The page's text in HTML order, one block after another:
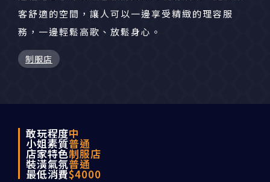
客舒適的空間，讓人可以一邊享受精緻的理容服
務，一邊輕鬆高歌、放鬆身心。
制服店
敢玩程度中
小姐素質普通
店家特色制服店
裝潢氣氛普通
最低消費$4000